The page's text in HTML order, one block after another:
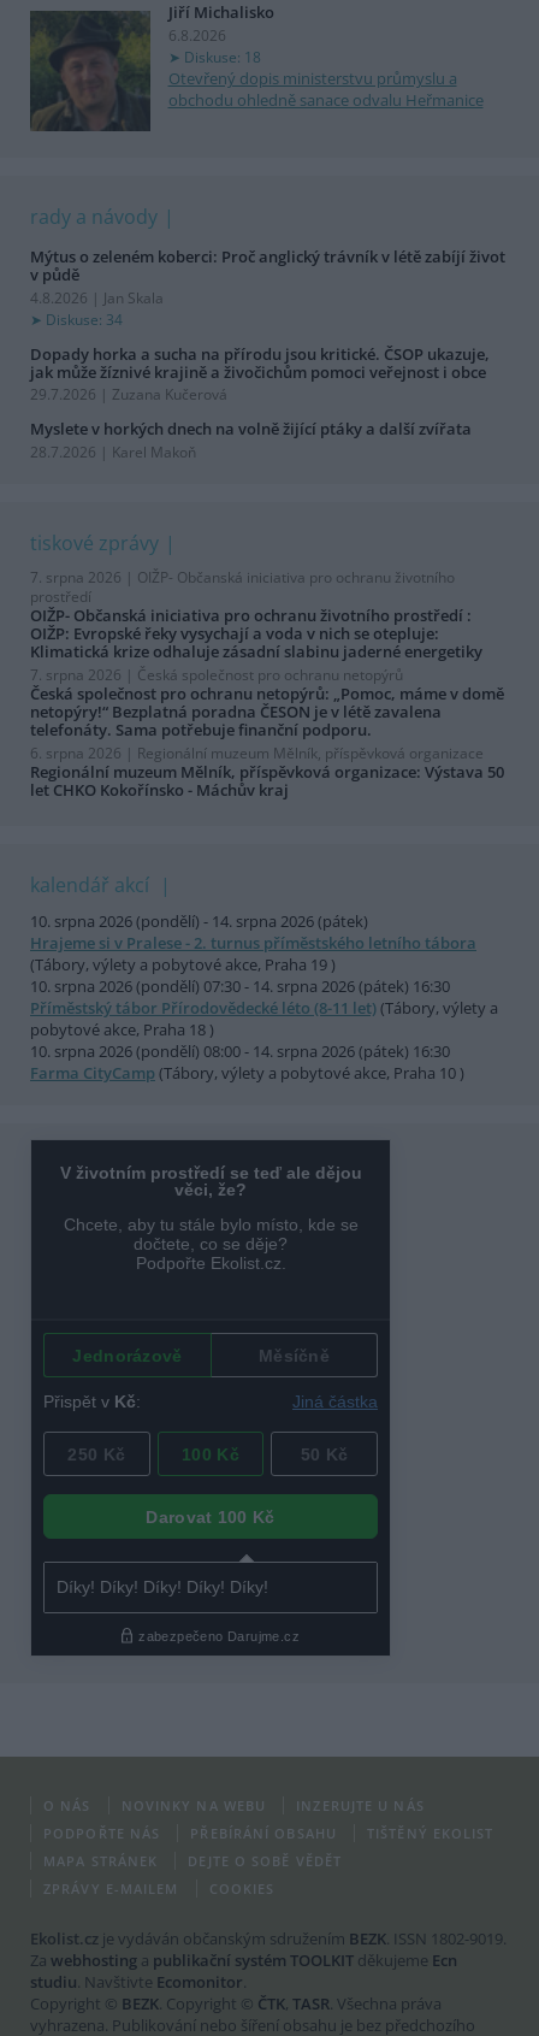
Jiří Michalisko
6.8.2026
Diskuse: 18
Otevřený dopis ministerstvu průmyslu a
obchodu ohledně sanace odvalu Heřmanice
rady a návody
Mýtus o zeleném koberci: Proč anglický trávník v létě zabíjí život
v půdě
4.8.2026 | Jan Skala
Diskuse: 34
Dopady horka a sucha na přírodu jsou kritické. ČSOP ukazuje,
jak může žíznivé krajině a živočichům pomoci veřejnost i obce
29.7.2026 | Zuzana Kučerová
Myslete v horkých dnech na volně žijící ptáky a další zvířata
28.7.2026 | Karel Makoň
tiskové zprávy
7. srpna 2026 | OIŽP- Občanská iniciativa pro ochranu životního
prostředí
OIŽP- Občanská iniciativa pro ochranu životního prostředí :
OIŽP: Evropské řeky vysychají a voda v nich se otepluje:
Klimatická krize odhaluje zásadní slabinu jaderné energetiky
7. srpna 2026 | Česká společnost pro ochranu netopýrů
Česká společnost pro ochranu netopýrů: „Pomoc, máme v domě
netopýry!“ Bezplatná poradna ČESON je v létě zavalena
telefonáty. Sama potřebuje finanční podporu.
6. srpna 2026 | Regionální muzeum Mělník, příspěvková organizace
Regionální muzeum Mělník, příspěvková organizace: Výstava 50
let CHKO Kokořínsko - Máchův kraj
kalendář akcí
10. srpna 2026 (pondělí) - 14. srpna 2026 (pátek)
Hrajeme si v Pralese - 2. turnus příměstského letního tábora
(Tábory, výlety a pobytové akce, Praha 19 )
10. srpna 2026 (pondělí) 07:30 - 14. srpna 2026 (pátek) 16:30
Příměstský tábor Přírodovědecké léto (8-11 let)(Tábory, výlety a
pobytové akce, Praha 18 )
10. srpna 2026 (pondělí) 08:00 - 14. srpna 2026 (pátek) 16:30
Farma CityCamp (Tábory, výlety a pobytové akce, Praha 10 )
O NÁS NOVINKY NA WEBU
INZERUJTE U NÁS
PODPOŘTE NÁS
PŘEBÍRÁNÍ OBSAHU
TIŠTĚNÝ EKOLIST
MAPA STRÁNEK
DEJTE O SOBĚ VĚDĚT
ZPRÁVY E-MAILEM
COOKIES
Ekolist.cz je vydáván občanským sdružením BEZK. ISSN 1802-9019.
Za webhosting a publikační systém TOOLKIT děkujeme Ecn
studiu. Navštivte Ecomonitor.
Copyright © BEZK. Copyright © ČTK, TASR. Všechna práva
vyhrazena. Publikování nebo šíření obsahu je bez předchozího